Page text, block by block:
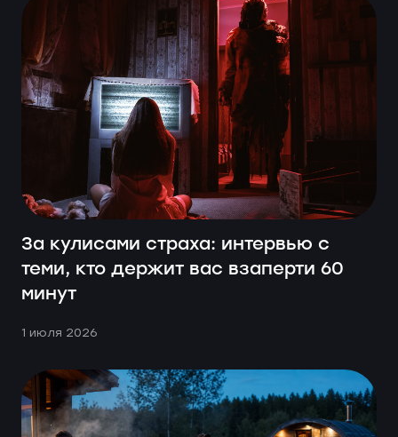
За кулисами страха: интервью с
теми, кто держит вас взаперти 60
минут
1 июля 2026